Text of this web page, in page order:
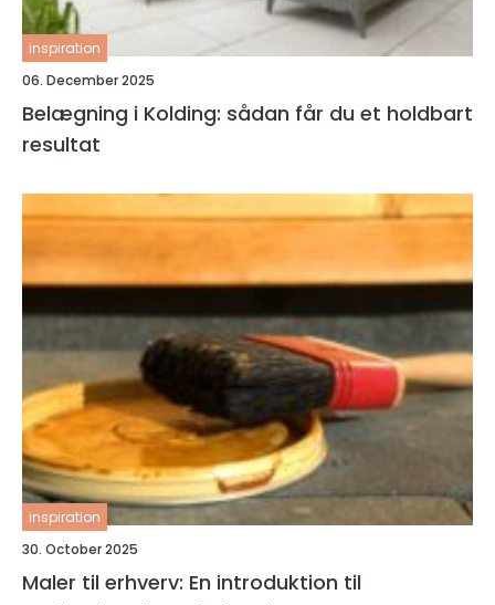
inspiration
06. December 2025
Belægning i Kolding: sådan får du et holdbart
resultat
inspiration
30. October 2025
Maler til erhverv: En introduktion til